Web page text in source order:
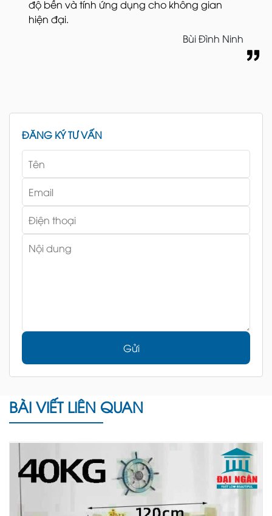
độ bền và tính ứng dụng cho không gian
hiện đại.
Bùi Đình Ninh
ĐĂNG KÝ TƯ VẤN
Gửi
BÀI VIẾT LIÊN QUAN